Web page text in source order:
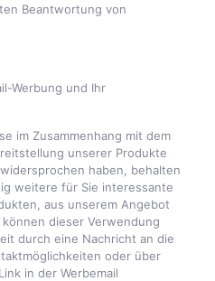
Beantwortung von
Werbung und Ihr
im Zusammenhang mit dem
unserer Produkte
haben, behalten
weitere für Sie interessante
aus unserem Angebot
dieser Verwendung
durch eine Nachricht an die
oder über
in der Werbemail